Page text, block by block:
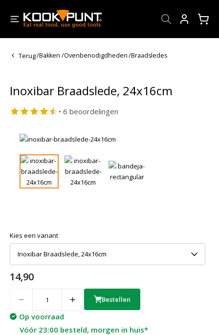
Terug/Bakken /Ovenbenodigdheden/Braadsledes
Inoxibar Braadslede, 24x16cm
• 6 beoordelingen
Kies een variant
Inoxibar Braadslede, 24x16cm
14,90
Bestellen
Op voorraad
Vóór 23:00 besteld, morgen in huis*